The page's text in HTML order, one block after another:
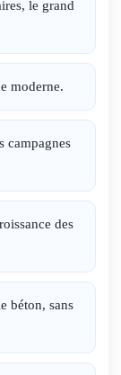
le grand
moderne.
campagnes
des
béton, sans